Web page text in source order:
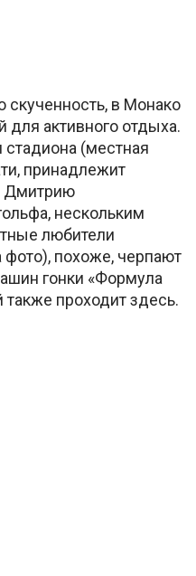
в Монако
для активного отдыха.
(местная
принадлежит
Дмитрию
нескольким
любители
фото), похоже, черпают
гонки «Формула
также проходит здесь.